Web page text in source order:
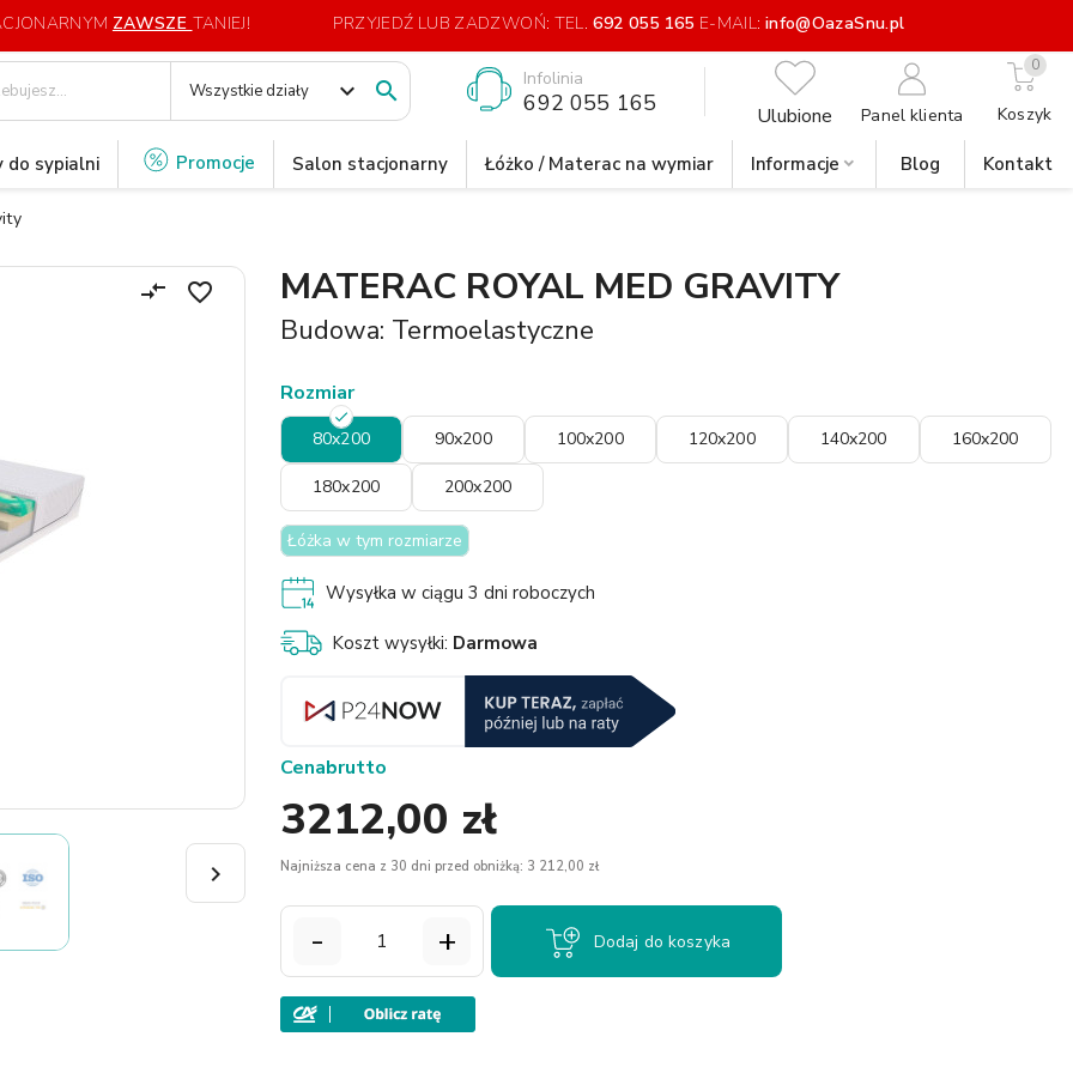
ZAWSZE TANIEJ! PRZYJEDŹ LUB ZADZWOŃ: TEL. 692 055 165 E-MAIL: info@OazaSnu.pl
Wszystkie działy expand_more  Infolinia
692 055 165 Panel klienta
0
Koszyk
Ulubione
do sypialni Promocje Salon stacjonarny Łóżko / Materac na wymiar Informacje Blog Kontakt
favorite_border
compare_arrows

MATERAC ROYAL MED GRAVITY
Budowa: Termoelastyczne
Rozmiar
80x200 90x200 100x200 120x200 140x200 160x200
180x200 200x200
Łóżka w tym rozmiarze
Wysyłka w ciągu 3 dni roboczych
Koszt wysyłki: Darmowa
Cenabrutto
3212,00 zł
Najniższa cena z 30 dni przed obniżką: 3 212,00 zł
- + Dodaj do koszyka